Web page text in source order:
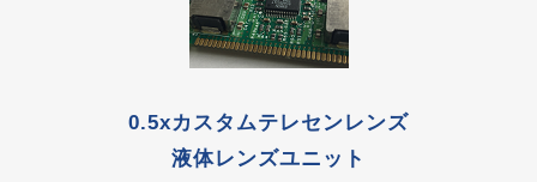
0.5xカスタムテレセンレンズ
液体レンズユニット